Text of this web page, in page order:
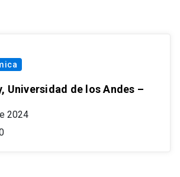
Universidad de los Andes –
2024